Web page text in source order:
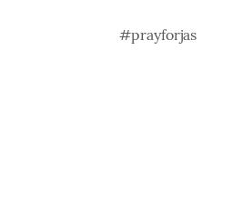
#prayforjas